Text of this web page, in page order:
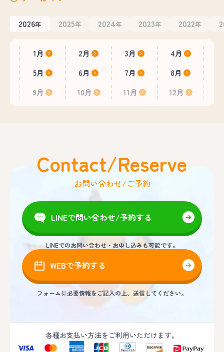
2026年 2025年 2024年 2023年 2022年
1月 2月 3月
4月
5月
6月 7月
8月
9月
10月 11月 12月
Contact/Reserve
お問い合わせ/ご予約
LINEで問い合わせ/予約する
LINEでのお問い合わせ・お申し込みも可能です。
WEBで予約する
フォームに必要情報をご記入の上、送信してください。
各種お支払い方法をご利用いただけます。